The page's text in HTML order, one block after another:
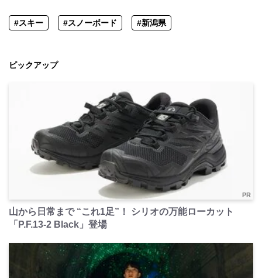
#スキー #スノーボード #新潟県
ピックアップ
PR
山から日常まで “これ1足”！ シリオの万能ローカット
「P.F.13-2 Black」登場